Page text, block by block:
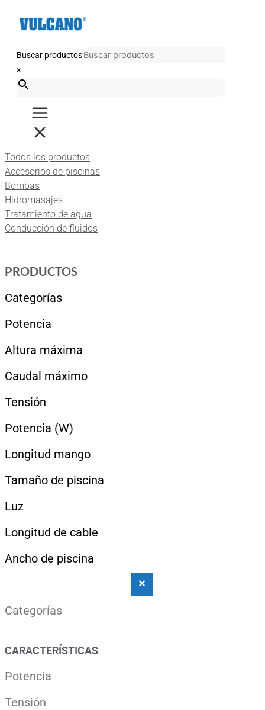
Buscar productos
×
Todos los productos
Accesorios de piscinas
Bombas
Hidromasajes
Tratamiento de agua
Conducción de fluidos
PRODUCTOS
Categorías
Potencia
Altura máxima
Caudal máximo
Tensión
Potencia (W)
Longitud mango
Tamaño de piscina
Luz
Longitud de cable
Ancho de piscina
Categorías
CARACTERÍSTICAS
Potencia
Tensión